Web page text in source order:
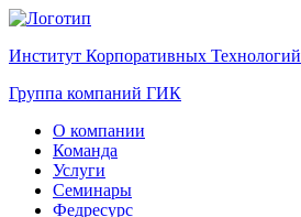
Институт Корпоративных Технологий
Группа компаний ГИК
О компании
Команда
Услуги
Семинары
Федресурс